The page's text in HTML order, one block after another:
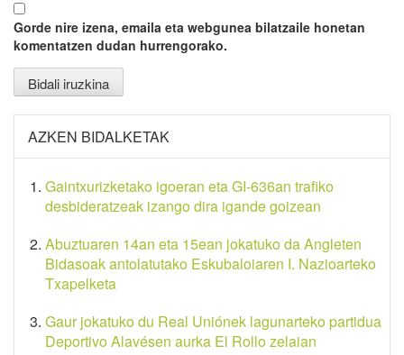
Gorde nire izena, emaila eta webgunea bilatzaile honetan
komentatzen dudan hurrengorako.
AZKEN BIDALKETAK
Gaintxurizketako igoeran eta GI-636an trafiko
desbideratzeak izango dira igande goizean
Abuztuaren 14an eta 15ean jokatuko da Angleten
Bidasoak antolatutako Eskubaloiaren I. Nazioarteko
Txapelketa
Gaur jokatuko du Real Uniónek lagunarteko partidua
Deportivo Alavésen aurka El Rollo zelaian